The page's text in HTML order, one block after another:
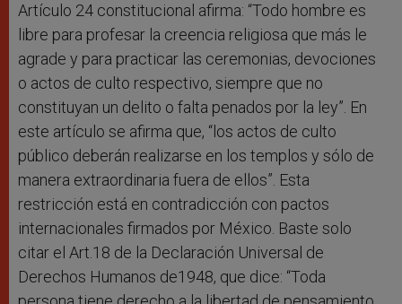
Artículo 24 constitucional afirma: “Todo hombre es
libre para profesar la creencia religiosa que más le
agrade y para practicar las ceremonias, devociones
o actos de culto respectivo, siempre que no
constituyan un delito o falta penados por la ley”. En
este artículo se afirma que, “los actos de culto
público deberán realizarse en los templos y sólo de
manera extraordinaria fuera de ellos”. Esta
restricción está en contradicción con pactos
internacionales firmados por México. Baste solo
citar el Art.18 de la Declaración Universal de
Derechos Humanos de1948, que dice: “Toda